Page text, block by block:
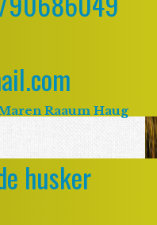
Raaum Haug
husker